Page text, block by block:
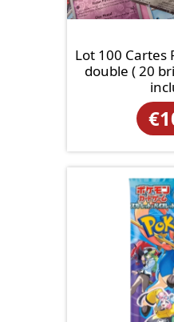
Lot 100 Cartes
double ( 20
€